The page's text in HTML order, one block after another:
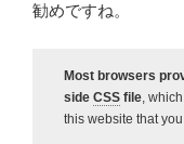
勧めですね。
Most browsers
side CSSfile,
this website that